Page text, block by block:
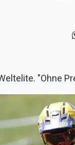
"Ohne